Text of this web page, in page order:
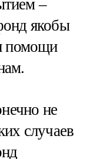
–
якобы
помощи
не
случаев